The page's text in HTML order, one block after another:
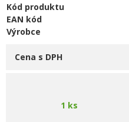
Kód produktu
EAN kód
Výrobce
Cena s DPH
1 ks